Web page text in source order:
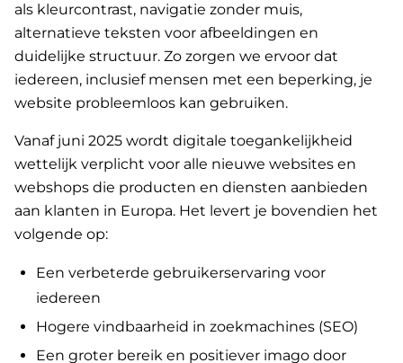
als kleurcontrast, navigatie zonder muis,
alternatieve teksten voor afbeeldingen en
duidelijke structuur. Zo zorgen we ervoor dat
iedereen, inclusief mensen met een beperking, je
website probleemloos kan gebruiken.
Vanaf juni 2025 wordt digitale toegankelijkheid
wettelijk verplicht voor alle nieuwe websites en
webshops die producten en diensten aanbieden
aan klanten in Europa. Het levert je bovendien het
volgende op:
Een verbeterde gebruikerservaring voor
iedereen
Hogere vindbaarheid in zoekmachines (SEO)
Een groter bereik en positiever imago door